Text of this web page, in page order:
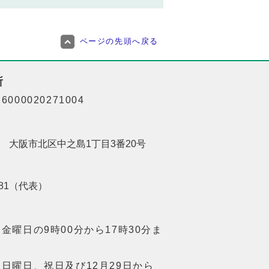
ページの先頭へ戻る
6000020271004
大阪市北区中之島1丁目3番20号
（代表）
曜日の9時00分から17時30分ま
曜日、祝日及び12月29日から